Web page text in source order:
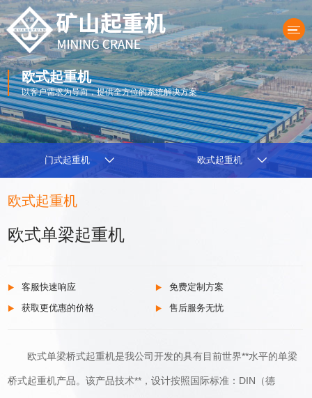
产品中心
欧式起重机
以客户需求为导向，提供全方位的系统解决方案
门式起重机 欧式起重机
欧式起重机
欧式单梁起重机
客服快速响应
免费定制方案
获取更优惠的价格
售后服务无忧
欧式单梁桥式起重机是我公司开发的具有目前世界**水平的单梁
桥式起重机产品。该产品技术**，设计按照国际标准：DIN（德